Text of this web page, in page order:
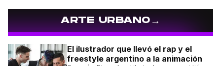
ARTE URBANO→
El ilustrador que llevó el rap y el
freestyle argentino a la animación